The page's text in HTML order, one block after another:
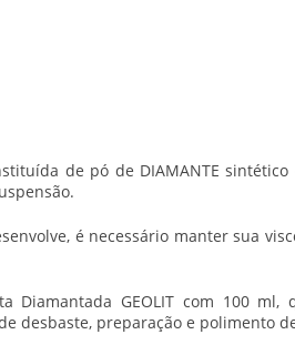
de pó de DIAMANTE
é necessário manter sua
Diamantada GEOLIT com 100
desbaste, preparação e polimento